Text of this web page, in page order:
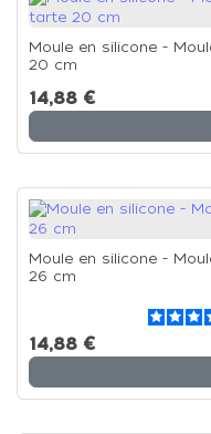
Moule en silicone -
20 cm
14,88 €
Moule en silicone -
26 cm
14,88 €